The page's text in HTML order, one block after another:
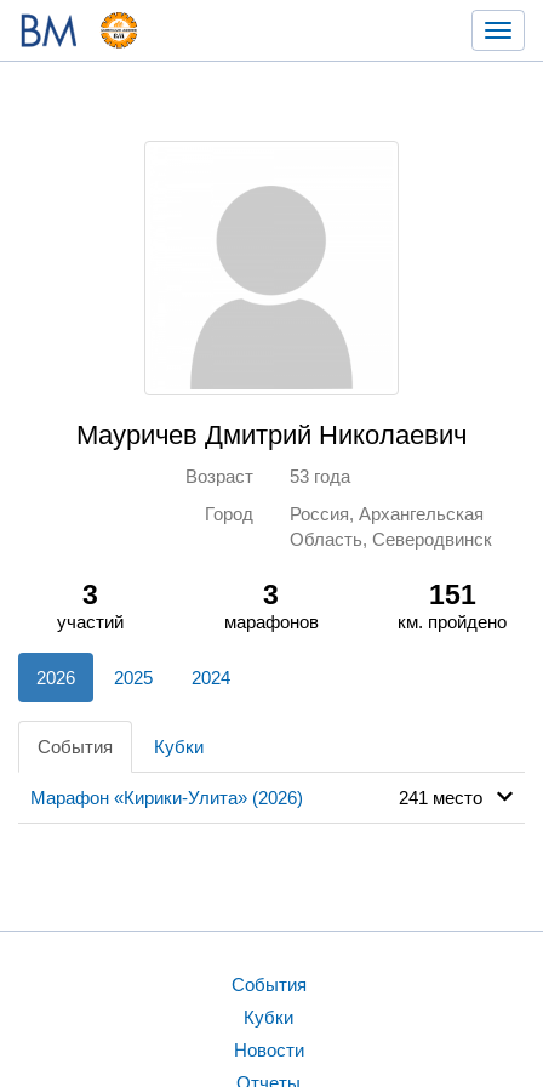
Мауричев Дмитрий Николаевич
Возраст
53 года
Город
Россия, Архангельская
Область, Северодвинск
3
участий
3
марафонов
151
км. пройдено
2026 2025 2024
События Кубки
Марафон «Кирики-Улита» (2026) 241 место
События
Кубки
Новости
Отчеты